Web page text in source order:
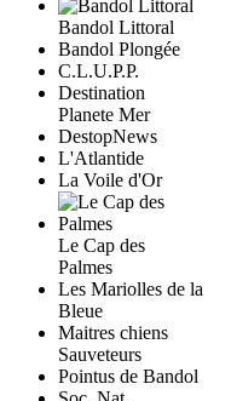
Bandol Littoral
Bandol Plongée
C.L.U.P.P.
Destination
Planete Mer
DestopNews
L'Atlantide
La Voile d'Or
Le Cap des
Palmes
Les Mariolles de la
Bleue
Maitres chiens
Sauveteurs
Pointus de Bandol